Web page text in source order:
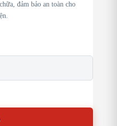
đảm bảo an toàn cho